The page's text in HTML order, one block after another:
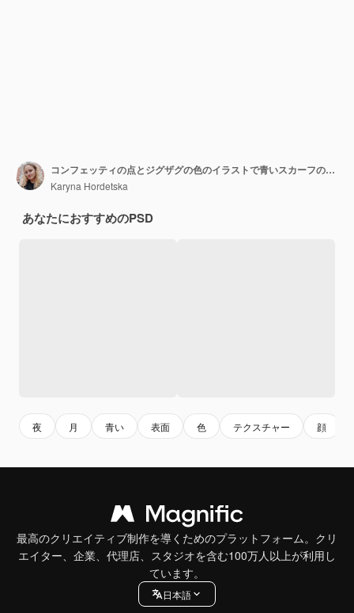
コンフェッティの点とジグザグの色のイラストで青いスカーフのウサギのシームレスパターン
Karyna Hordetska
あなたにおすすめのPSD
夜 月 青い 表面 色 テクスチャー 顔
最高のクリエイティブ制作を導くためのプラットフォーム。クリ
エイター、企業、代理店、スタジオを含む100万人以上が利用し
ています。
日本語